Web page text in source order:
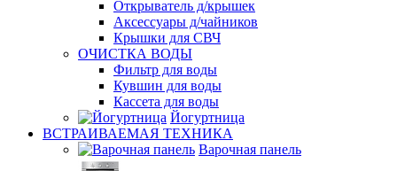
Открыватель д/крышек
Аксессуары д/чайников
Крышки для СВЧ
ОЧИСТКА ВОДЫ
Фильтр для воды
Кувшин для воды
Кассета для воды
Йогуртница
ВСТРАИВАЕМАЯ ТЕХНИКА
Варочная панель